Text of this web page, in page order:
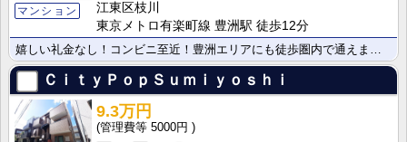
マンション
江東区枝川
東京メトロ有楽町線 豊洲駅 徒歩12分
ＣｉｔｙＰｏｐＳｕｍｉｙｏｓｈｉ
9.3万円
5000円